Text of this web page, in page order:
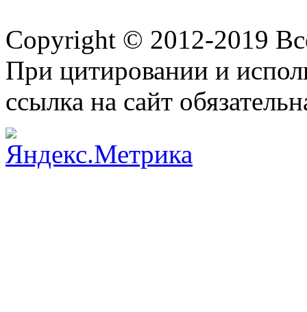
Copyright © 2012-2019
При цитировании и
ссылка на сайт